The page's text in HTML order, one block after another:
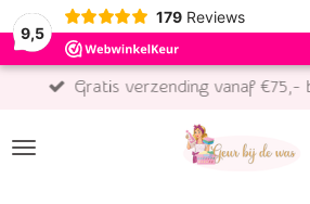
9,5
179 Reviews
Gratis verzending vanaf €75,-